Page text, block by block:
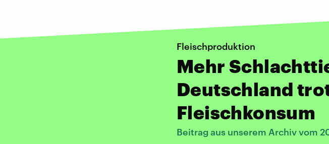
Fleischproduktion
Mehr
Deutschland
Fleischkonsum
Beitrag aus unserem Archiv vom